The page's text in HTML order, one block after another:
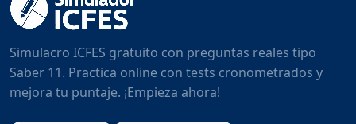
Simulacro ICFES gratuito con preguntas reales tipo
Saber 11. Practica online con tests cronometrados y
mejora tu puntaje. ¡Empieza ahora!